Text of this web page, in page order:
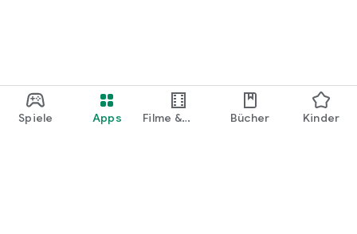
Spiele Apps
Filme &
Bücher Kinder